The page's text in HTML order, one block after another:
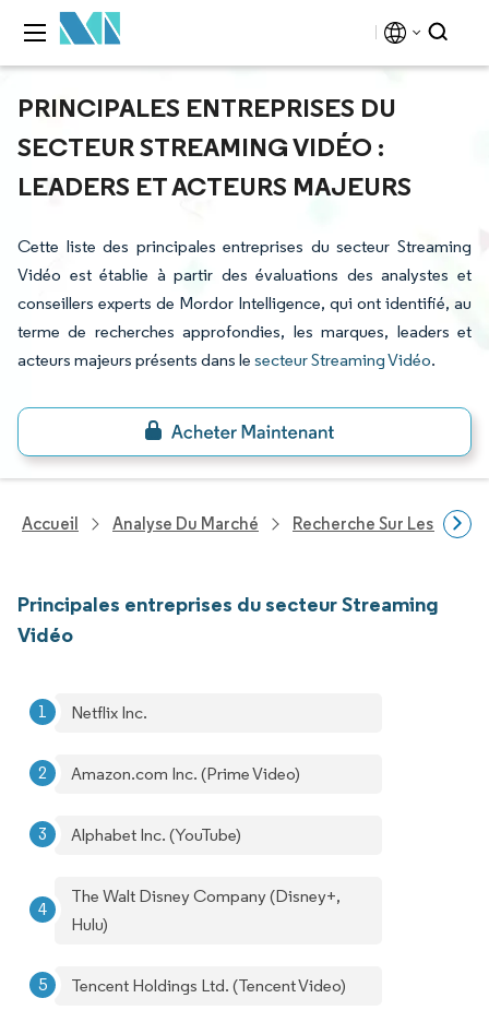
PRINCIPALES ENTREPRISES DU
SECTEUR STREAMING VIDÉO :
LEADERS ET ACTEURS MAJEURS
Cette liste des principales entreprises du secteur Streaming
Vidéo est établie à partir des évaluations des analystes et
conseillers experts de Mordor Intelligence, qui ont identifié, au
terme de recherches approfondies, les marques, leaders et
acteurs majeurs présents dans le secteur Streaming Vidéo.
Accueil Analyse Du Marché Recherche Sur Les
Principales entreprises du secteur Streaming
Vidéo
Netflix Inc.
Amazon.com Inc. (Prime Video)
Alphabet Inc. (YouTube)
The Walt Disney Company (Disney+,
Hulu)
Tencent Holdings Ltd. (Tencent Video)